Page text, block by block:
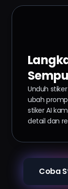
Unduh
ubah
stiker AI
detail dan
Coba